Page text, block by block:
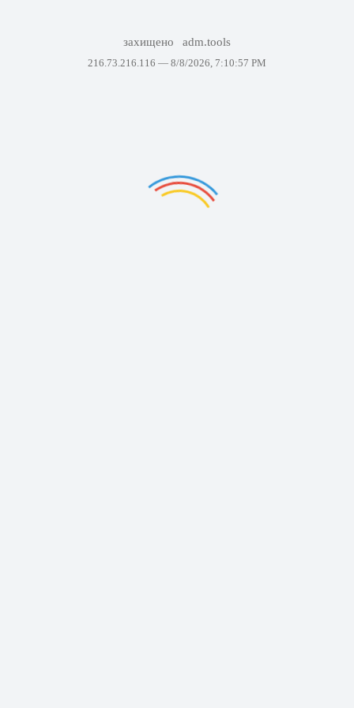
захищено adm.tools
216.73.216.116 — 8/8/2026, 7:10:57 PM